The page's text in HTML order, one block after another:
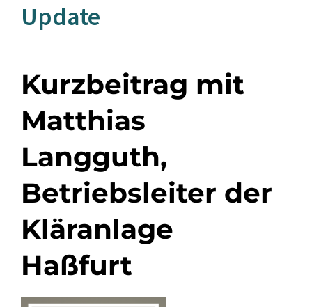
Update
Kurzbeitrag mit
Matthias
Langguth,
Betriebsleiter der
Kläranlage
Haßfurt